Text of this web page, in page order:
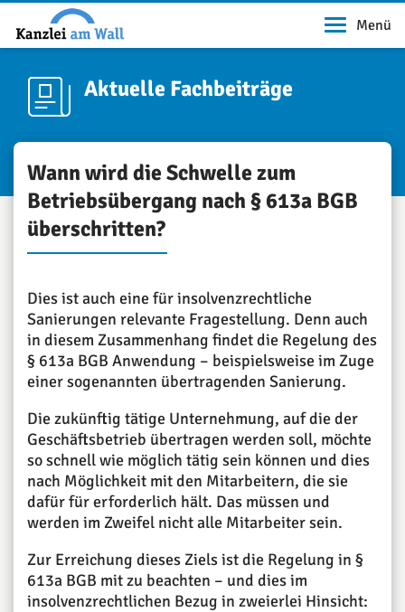
Menü
Aktuelle Fachbeiträge
Wann wird die Schwelle zum
Betriebsübergang nach § 613a BGB
überschritten?
Dies ist auch eine für insolvenzrechtliche
Sanierungen relevante Fragestellung. Denn auch
in diesem Zusammenhang findet die Regelung des
§ 613a BGB Anwendung – beispielsweise im Zuge
einer sogenannten übertragenden Sanierung.
Die zukünftig tätige Unternehmung, auf die der
Geschäftsbetrieb übertragen werden soll, möchte
so schnell wie möglich tätig sein können und dies
nach Möglichkeit mit den Mitarbeitern, die sie
dafür für erforderlich hält. Das müssen und
werden im Zweifel nicht alle Mitarbeiter sein.
Zur Erreichung dieses Ziels ist die Regelung in §
613a BGB mit zu beachten – und dies im
insolvenzrechtlichen Bezug in zweierlei Hinsicht: